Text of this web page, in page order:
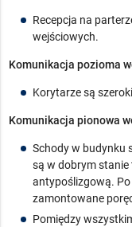
Recepcja na
wejściowych.
Komunikacja pozioma
Korytarze są
Komunikacja pionowa
Schody w budynku
są w dobrym
antypoślizgową.
zamontowane
Pomiędzy